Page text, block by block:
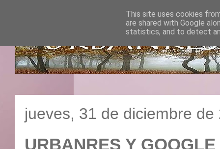
jueves, 31 de diciembre de
URBANRES Y
This site uses cookies
are shared with Google
statistics, and to detect